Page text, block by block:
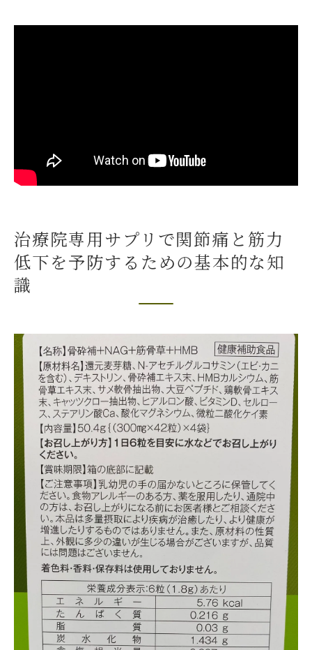
骨密度を高める成分の効果
関節痛軽減と筋力維持に役立つ成分を含む治療
院専用サプリの重要性
コラーゲンの摂取がもたらす効果
中高年に特に必要なミネラル
多様な成分がもたらす相乗効果
サプリの成分とその信頼性
中高年の健康リスクを予防するための治療院専
用サプリの摂取方法
摂取タイミングの工夫とその理由
日常の食事との組み合わせ方
無理なく続けるためのヒント
体質に合ったサプリの選び方
摂取量を守るためのポイント
サプリの効果を実感するための期間
治療院専用サプリを効果的に摂取するための実
践的なアドバイス
治療院専用サプリで関節痛と筋力
低下を予防するための基本的な知
識